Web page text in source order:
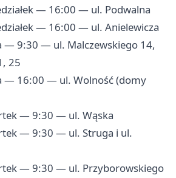
— 16:00 — ul. Podwalna
— 16:00 — ul. Anielewicza
— 9:30 — ul. Malczewskiego 14,
25
— 16:00 — ul. Wolność (domy
— 9:30 — ul. Wąska
— 9:30 — ul. Struga i ul.
— 9:30 — ul. Przyborowskiego